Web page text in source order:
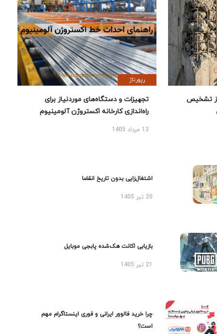
تشخیص
رپورتاژ
تجهیزات و دستگاه‌های موردنیاز برای
راه‌اندازی کارخانه اکستروژن آلومینیوم
13 مرداد 1405
اشتغال‌زایی بدون تاریخ انقضا
20 تیر 1405
بازیابی اکانت هک‌شده پابجی موبایل
چرا خرید فالوور ایرانی و فوری اینستاگرام مهم
است؟